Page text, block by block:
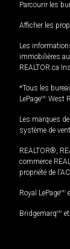
Parcourir les
Afficher les
Les
immobilières
REALTOR.ca
*Tous les
LePageMD West
Les marques
système de
REALTOR®,
commerce
propriété de
Royal LePageMD
BridgemarqMD